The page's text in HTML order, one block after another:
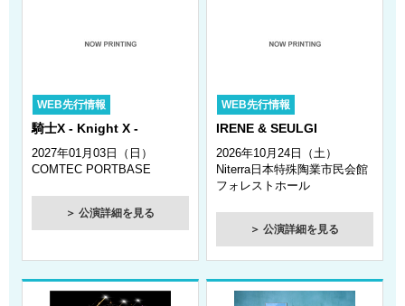
和太鼓集団倭-YAMATO 日本ツアー2026 名古屋公演の情報
をアップしました！
Daiwa House presents ミュージカル『ラ・カージュ・
オ・フォール 籠の中の道化たち』愛知公演の情報をアップ
しました！
2026 IS:SUE 2ND TOUR 愛知公演の情報をアップしまし
た！
WEB先行情報
騎士X - Knight X -
2027年01月03日（日）
COMTEC PORTBASE
＞ 公演詳細を見る
WEB先行情報
IRENE & SEULGI
2026年10月24日（土）
Niterra日本特殊陶業市民会館
フォレストホール
＞ 公演詳細を見る